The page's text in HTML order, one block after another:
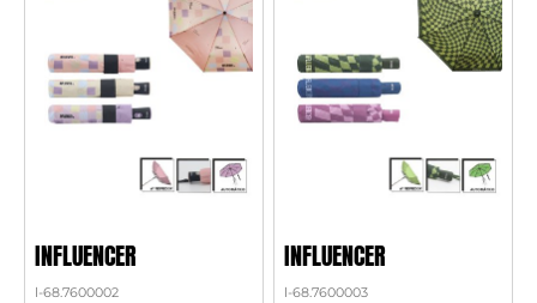
INFLUENCER
l-68.7600002
INFLUENCER
l-68.7600003